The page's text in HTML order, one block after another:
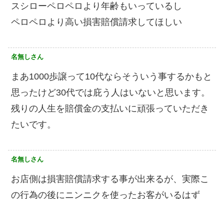
スシローペロペロより年齢もいっているし
ペロペロより高い損害賠償請求してほしい
名無しさん
まあ1000歩譲って10代ならそういう事するかもと
思ったけど30代では庇う人はいないと思います。
残りの人生を賠償金の支払いに頑張っていただき
たいです。
名無しさん
お店側は損害賠償請求する事が出来るが、実際こ
の行為の後にニンニクを使ったお客がいるはず